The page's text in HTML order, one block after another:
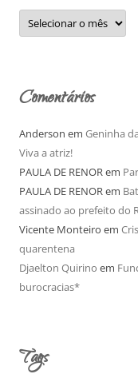
A
q
Comentários
Anderson em Geninha
Viva a atriz!
PAULA DE RENORem
PAULA DE RENORem
assinado ao prefeito do
Vicente Monteiro em
quarentena
Djaelton Quirino em
burocracias*
Tags